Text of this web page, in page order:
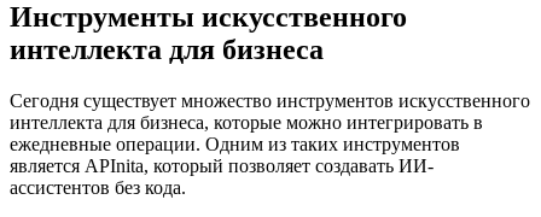
Инструменты искусственного
интеллекта для бизнеса
Сегодня существует множество инструментов искусственного
интеллекта для бизнеса, которые можно интегрировать в
ежедневные операции. Одним из таких инструментов
является APInita, который позволяет создавать ИИ-
ассистентов без кода.